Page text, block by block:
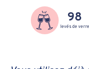
98
levés de verre